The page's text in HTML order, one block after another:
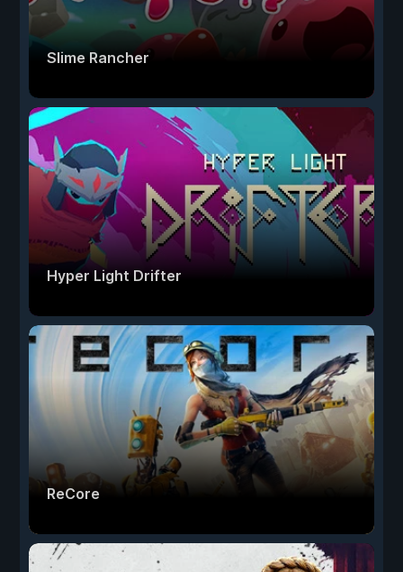
Slime Rancher
Hyper Light Drifter
ReCore